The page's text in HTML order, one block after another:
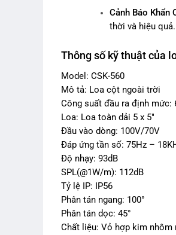
Cảnh Báo Khẩn
thời và hiệu quả.
Thông số kỹ thuật của
Model: CSK-560
Mô tả: Loa cột ngoài trời
Công suất đầu ra định mức:
Loa: Loa toàn dải 5 x 5″
Đầu vào dòng: 100V/70V
Đáp ứng tần số: 75Hz –
Độ nhạy: 93dB
SPL(@1W/m): 112dB
Tỷ lệ IP: IP56
Phân tán ngang: 100°
Phân tán dọc: 45°
Chất liệu: Vỏ hợp kim nhôm